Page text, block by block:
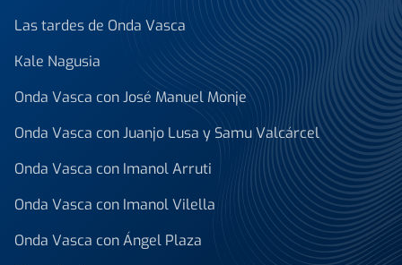
Las tardes de Onda Vasca
Kale Nagusia
Onda Vasca con José Manuel Monje
Onda Vasca con Juanjo Lusa y Samu Valcárcel
Onda Vasca con Imanol Arruti
Onda Vasca con Imanol Vilella
Onda Vasca con Ángel Plaza